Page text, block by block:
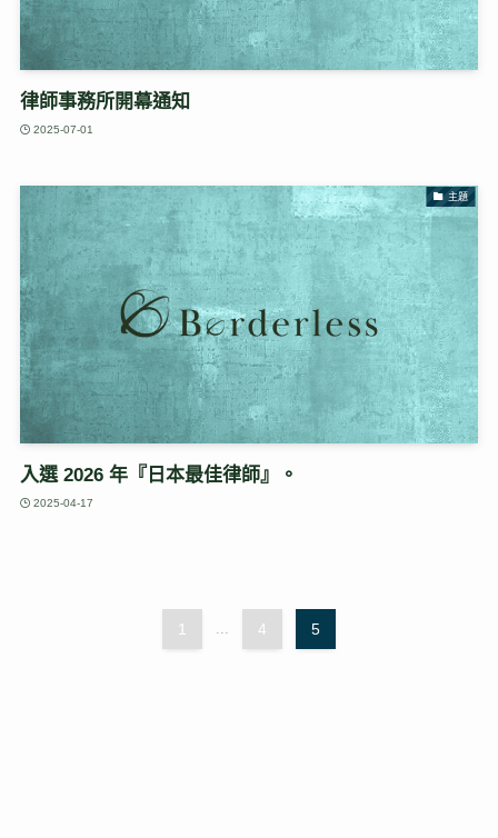
律師事務所開幕通知
2025-07-01
主題
入選 2026 年『日本最佳律師』。
2025-04-17
1 ... 4 5